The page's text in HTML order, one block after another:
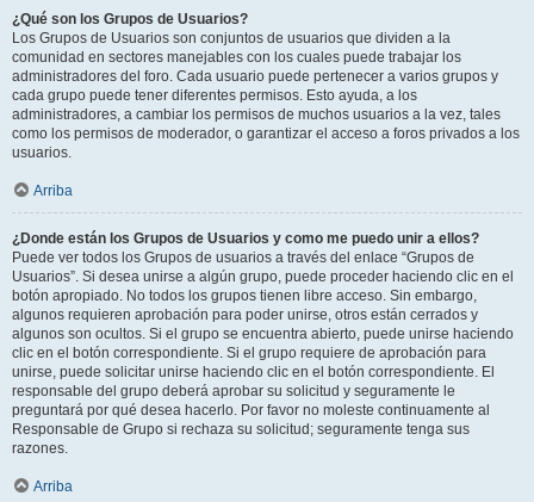
¿Qué son los Grupos de Usuarios?
Los Grupos de Usuarios son conjuntos de usuarios que dividen a la
comunidad en sectores manejables con los cuales puede trabajar los
administradores del foro. Cada usuario puede pertenecer a varios grupos y
cada grupo puede tener diferentes permisos. Esto ayuda, a los
administradores, a cambiar los permisos de muchos usuarios a la vez, tales
como los permisos de moderador, o garantizar el acceso a foros privados a los
usuarios.
Arriba
¿Donde están los Grupos de Usuarios y como me puedo unir a ellos?
Puede ver todos los Grupos de usuarios a través del enlace “Grupos de
Usuarios”. Si desea unirse a algún grupo, puede proceder haciendo clic en el
botón apropiado. No todos los grupos tienen libre acceso. Sin embargo,
algunos requieren aprobación para poder unirse, otros están cerrados y
algunos son ocultos. Si el grupo se encuentra abierto, puede unirse haciendo
clic en el botón correspondiente. Si el grupo requiere de aprobación para
unirse, puede solicitar unirse haciendo clic en el botón correspondiente. El
responsable del grupo deberá aprobar su solicitud y seguramente le
preguntará por qué desea hacerlo. Por favor no moleste continuamente al
Responsable de Grupo si rechaza su solicitud; seguramente tenga sus
razones.
Arriba